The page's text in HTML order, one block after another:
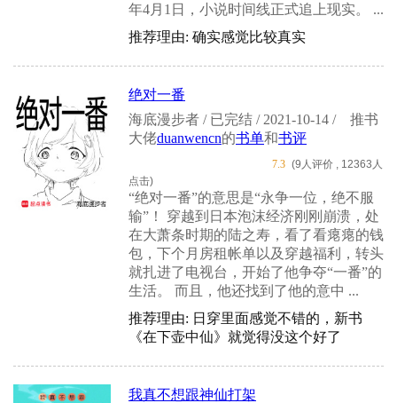
年4月1日，小说时间线正式追上现实。 ...
推荐理由: 确实感觉比较真实
绝对一番
海底漫步者 / 已完结 / 2021-10-14 /
推书
大佬duanwencn的书单和书评
7.3 (9人评价 , 12363人
点击)
“绝对一番”的意思是“永争一位，绝不服
输”！ 穿越到日本泡沫经济刚刚崩溃，处
在大萧条时期的陆之寿，看了看瘪瘪的钱
包，下个月房租帐单以及穿越福利，转头
就扎进了电视台，开始了他争夺“一番”的
生活。 而且，他还找到了他的意中 ...
推荐理由: 日穿里面感觉不错的，新书
《在下壶中仙》就觉得没这个好了
我真不想跟神仙打架